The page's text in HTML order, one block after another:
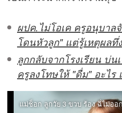
ผปค.ไม่โอเค ครูอนุบาล
โดนหัวลูก" แต่รู้เหตุผล
ลูกกลับจากโรงเรียน บ่น
ครูลงโทษให้ "ดื่ม" อะไ